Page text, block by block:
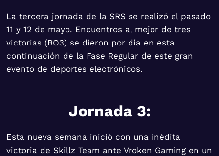
La tercera jornada de la SRS se realizó el pasado
11 y 12 de mayo. Encuentros al mejor de tres
victorias (BO3) se dieron por día en esta
continuación de la Fase Regular de este gran
evento de deportes electrónicos.
Jornada 3:
Esta nueva semana inició con una inédita
victoria de Skillz Team ante Vroken Gaming en un